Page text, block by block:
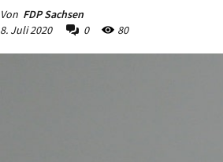
Von FDP Sachsen
8. Juli 2020
0 80